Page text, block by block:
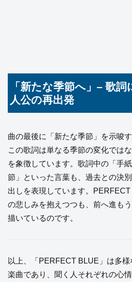
「新たな季節へ」– 歌
人公の再出発
曲の最後に「新たな季節」を示唆
この歌詞は単なる季節の変化では
を象徴しています。歌詞中の「手
節」といった言葉も、過去との決
出しを表現しています。
の悲しみを抱えつつも、前へ進も
描いているのです。
以上、「PERFECT BLUE」は多
楽曲であり、聞く人それぞれの心